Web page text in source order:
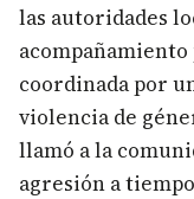
las autoridades
coordinada por
violencia de
llamó a la
agresión a